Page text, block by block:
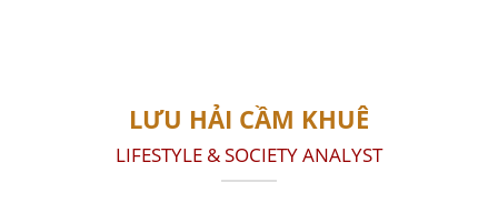
LƯU HẢI CẦM KHUÊ
LIFESTYLE & SOCIETY ANALYST